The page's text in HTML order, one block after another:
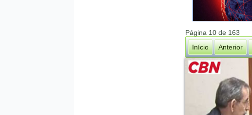
Página 10 de 163
Início
Anterior